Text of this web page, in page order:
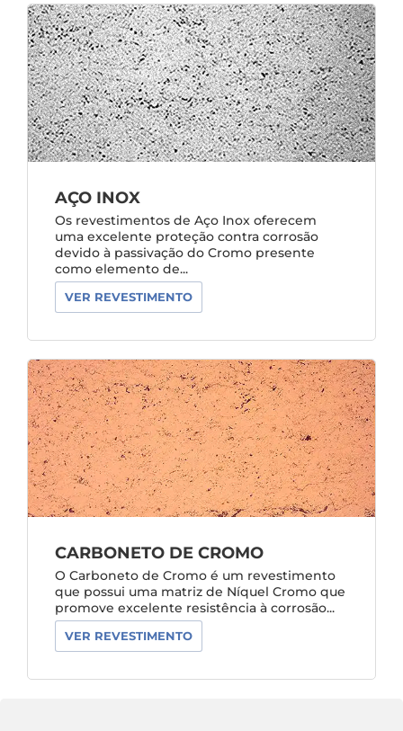
AÇO INOX
Os revestimentos de Aço Inox oferecem
uma excelente proteção contra corrosão
devido à passivação do Cromo presente
como elemento de...
VER REVESTIMENTO
CARBONETO DE CROMO
O Carboneto de Cromo é um revestimento
que possui uma matriz de Níquel Cromo que
promove excelente resistência à corrosão...
VER REVESTIMENTO